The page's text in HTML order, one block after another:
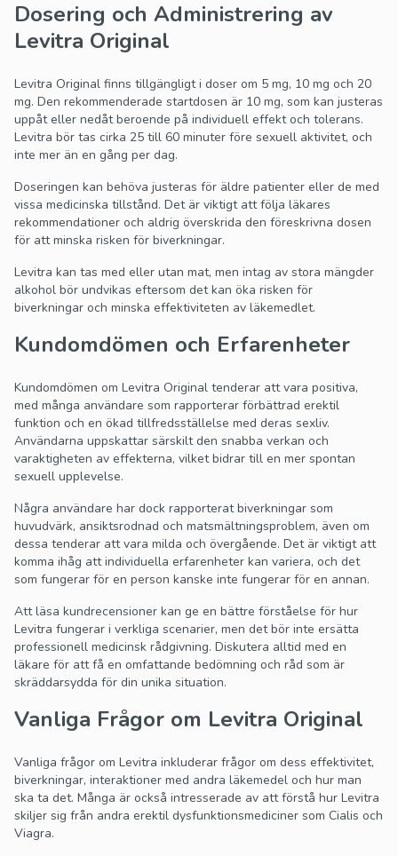
Dosering och Administrering av
Levitra Original
Levitra Original finns tillgängligt i doser om 5 mg, 10 mg och 20
mg. Den rekommenderade startdosen är 10 mg, som kan justeras
uppåt eller nedåt beroende på individuell effekt och tolerans.
Levitra bör tas cirka 25 till 60 minuter före sexuell aktivitet, och
inte mer än en gång per dag.
Doseringen kan behöva justeras för äldre patienter eller de med
vissa medicinska tillstånd. Det är viktigt att följa läkares
rekommendationer och aldrig överskrida den föreskrivna dosen
för att minska risken för biverkningar.
Levitra kan tas med eller utan mat, men intag av stora mängder
alkohol bör undvikas eftersom det kan öka risken för
biverkningar och minska effektiviteten av läkemedlet.
Kundomdömen och Erfarenheter
Kundomdömen om Levitra Original tenderar att vara positiva,
med många användare som rapporterar förbättrad erektil
funktion och en ökad tillfredsställelse med deras sexliv.
Användarna uppskattar särskilt den snabba verkan och
varaktigheten av effekterna, vilket bidrar till en mer spontan
sexuell upplevelse.
Några användare har dock rapporterat biverkningar som
huvudvärk, ansiktsrodnad och matsmältningsproblem, även om
dessa tenderar att vara milda och övergående. Det är viktigt att
komma ihåg att individuella erfarenheter kan variera, och det
som fungerar för en person kanske inte fungerar för en annan.
Att läsa kundrecensioner kan ge en bättre förståelse för hur
Levitra fungerar i verkliga scenarier, men det bör inte ersätta
professionell medicinsk rådgivning. Diskutera alltid med en
läkare för att få en omfattande bedömning och råd som är
skräddarsydda för din unika situation.
Vanliga Frågor om Levitra Original
Vanliga frågor om Levitra inkluderar frågor om dess effektivitet,
biverkningar, interaktioner med andra läkemedel och hur man
ska ta det. Många är också intresserade av att förstå hur Levitra
skiljer sig från andra erektil dysfunktionsmediciner som Cialis och
Viagra.